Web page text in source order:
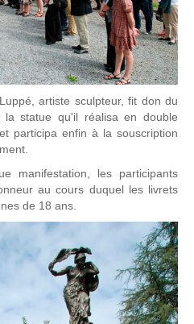
artiste sculpteur, fit don du
statue qu'il réalisa en double
participa enfin à la souscription
manifestation, les participants
au cours duquel les livrets
de 18 ans.